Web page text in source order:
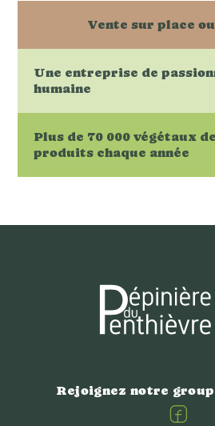
Vente sur place
Une entreprise de
humaine
Plus de 70 000 végétaux
produits chaque année
Rejoignez notre